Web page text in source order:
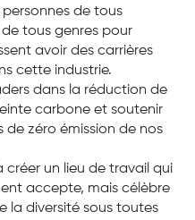
personnes de tous
tous genres pour
avoir des carrières
cette industrie.
dans la réduction de
carbone et soutenir
de zéro émission de nos
créer un lieu de travail qui
accepte, mais célèbre
la diversité sous toutes